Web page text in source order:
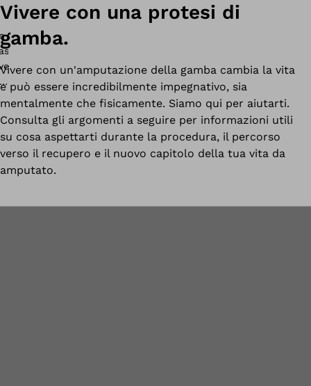
Vivere con una protesi di
gamba.
Vivere con un'amputazione della gamba cambia la vita
e può essere incredibilmente impegnativo, sia
mentalmente che fisicamente. Siamo qui per aiutarti.
Consulta gli argomenti a seguire per informazioni utili
su cosa aspettarti durante la procedura, il percorso
verso il recupero e il nuovo capitolo della tua vita da
amputato.